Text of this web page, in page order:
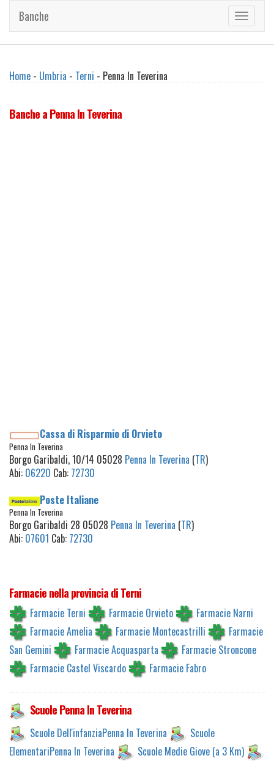
Toggle
Banche
Home - Umbria - Terni - Penna In Teverina
Banche a Penna In Teverina
Cassa di Risparmio di Orvieto
Penna In Teverina
Borgo Garibaldi, 10/14 05028 Penna In Teverina (TR)
Abi: 06220 Cab: 72730
Poste Italiane
Penna In Teverina
Borgo Garibaldi 28 05028 Penna In Teverina (TR)
Abi: 07601 Cab: 72730
Farmacie nella provincia di Terni
Farmacie Terni Farmacie Orvieto
Farmacie Narni
Farmacie Amelia
Farmacie Montecastrilli
Farmacie
San Gemini
Farmacie Acquasparta
Farmacie Stroncone
Farmacie Castel Viscardo
Farmacie Fabro
Scuole Penna In Teverina
Scuole Dell'infanziaPenna In Teverina
Scuole
ElementariPenna In Teverina
Scuole Medie Giove (a 3 Km)